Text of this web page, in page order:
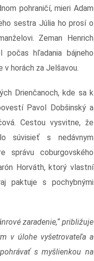
pohraničí, mieri Adam
sestra Júlia ho prosí o
Zeman Henrich
počas hľadania bájneho
v horách za Jelšavou.
Drienčanoch, kde sa k
Pavol Dobšinský a
Cestou vysvitne, že
súvisieť s nedávnym
správu coburgovského
Horváth, ktorý vlastní
paktuje s pochybnými
zaradenie,“ približuje
v úlohe vyšetrovateľa a
s myšlienkou na